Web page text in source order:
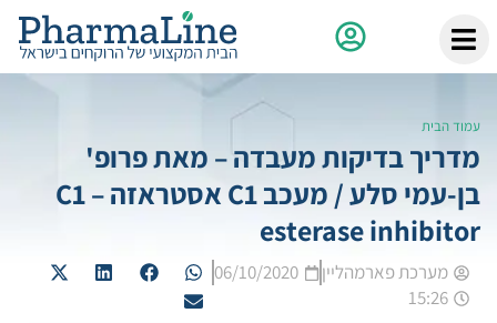
עמוד הבית
מדריך בדיקות מעבדה – מאת פרופ'
בן-עמי סלע / מעכב C1 אסטראזה – C1
esterase inhibitor
מערכת פארמהליין
06/10/2020
15:26